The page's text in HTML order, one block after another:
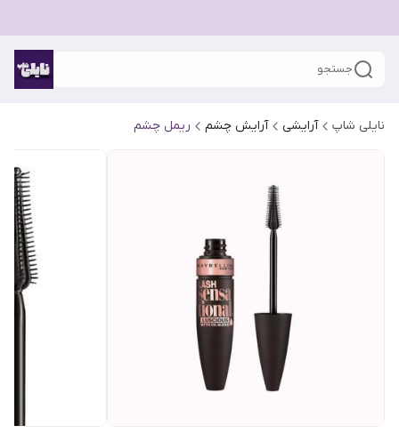
جستجو
نایلی شاپ آرایشی آرایش چشم ریمل چشم